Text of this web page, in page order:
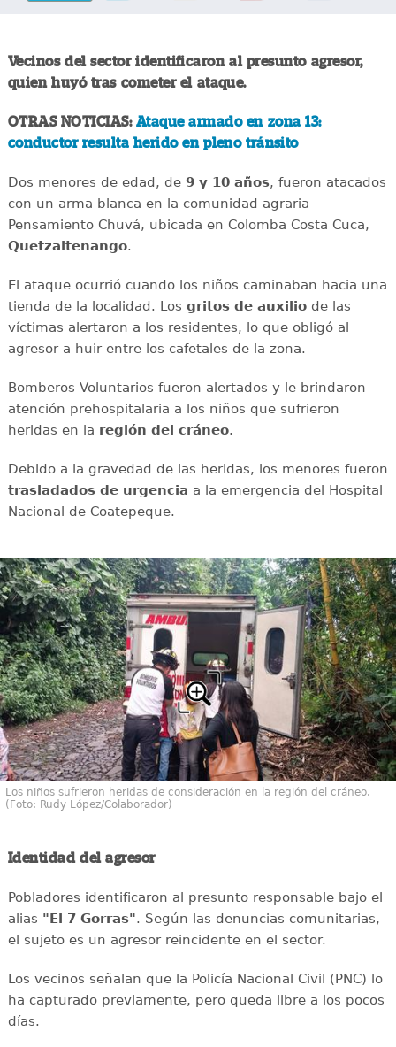
Vecinos del sector identificaron al presunto agresor,
quien huyó tras cometer el ataque.
OTRAS NOTICIAS:Ataque armado en zona 13:
conductor resulta herido en pleno tránsito
Dos menores de edad, de 9 y 10 años, fueron atacados
con un arma blanca en la comunidad agraria
Pensamiento Chuvá, ubicada en Colomba Costa Cuca,
Quetzaltenango.
El ataque ocurrió cuando los niños caminaban hacia una
tienda de la localidad. Los gritos de auxiliode las
víctimas alertaron a los residentes, lo que obligó al
agresor a huir entre los cafetales de la zona.
Bomberos Voluntarios fueron alertados y le brindaron
atención prehospitalaria a los niños que sufrieron
heridas en la región del cráneo.
Debido a la gravedad de las heridas, los menores fueron
trasladados de urgencia a la emergencia del Hospital
Nacional de Coatepeque.
Los niños sufrieron heridas de consideración en la región del cráneo.
(Foto: Rudy López/Colaborador)
Identidad del agresor
Pobladores identificaron al presunto responsable bajo el
alias "El 7 Gorras". Según las denuncias comunitarias,
el sujeto es un agresor reincidente en el sector.
Los vecinos señalan que la Policía Nacional Civil (PNC) lo
ha capturado previamente, pero queda libre a los pocos
días.